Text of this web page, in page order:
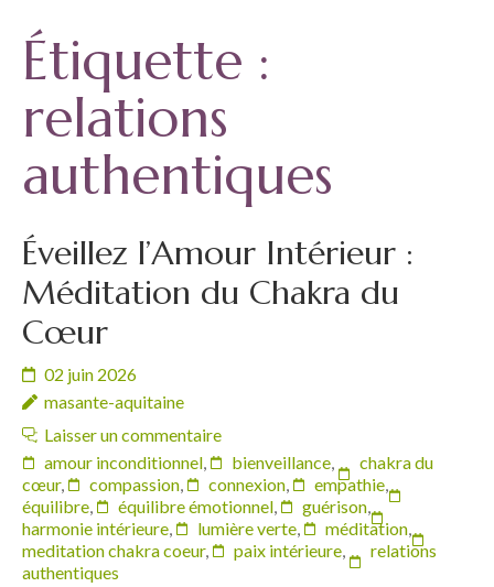
Étiquette :
relations
authentiques
Éveillez l’Amour Intérieur :
Méditation du Chakra du
Cœur
02 juin 2026
masante-aquitaine
Laisser un commentaire
amour inconditionnel, bienveillance,
chakra du
cœur, compassion, connexion, empathie,
équilibre, équilibre émotionnel, guérison,
harmonie intérieure, lumière verte, méditation,
meditation chakra coeur, paix intérieure,
relations
authentiques